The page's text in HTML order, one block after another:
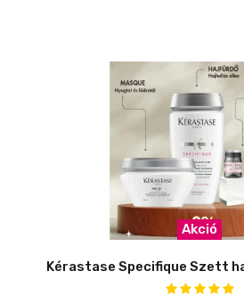
Akció
Kérastase Specifique Szett